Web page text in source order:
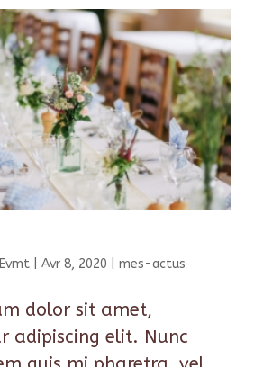
| Avr 8, 2020 mes-actus
dolor sit amet,
adipiscing elit. Nunc